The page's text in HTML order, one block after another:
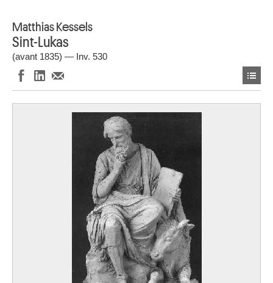
Matthias Kessels
Sint-Lukas
(avant 1835) — Inv. 530